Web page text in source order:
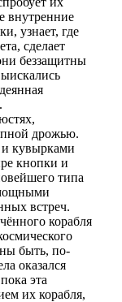
внутренние
узнает, где
сделает
беззащитны
дрожью.
кувырками
кнопки и
типа
встреч.
корабля
быть, по-
оказался
эта
их корабля,